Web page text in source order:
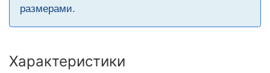
размерами.
Характеристики